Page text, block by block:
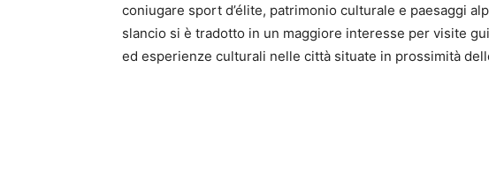
coniugare sport d’élite, patrimonio culturale e paesaggi
slancio si è tradotto in un maggiore interesse per visite
ed esperienze culturali nelle città situate in prossimità